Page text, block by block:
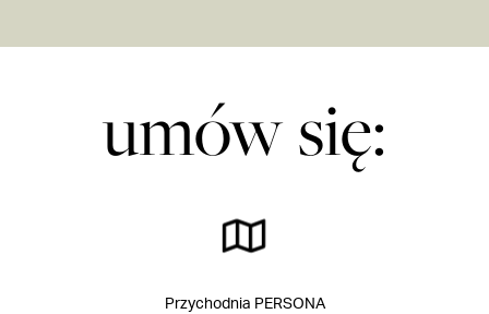
umów się:
Przychodnia PERSONA